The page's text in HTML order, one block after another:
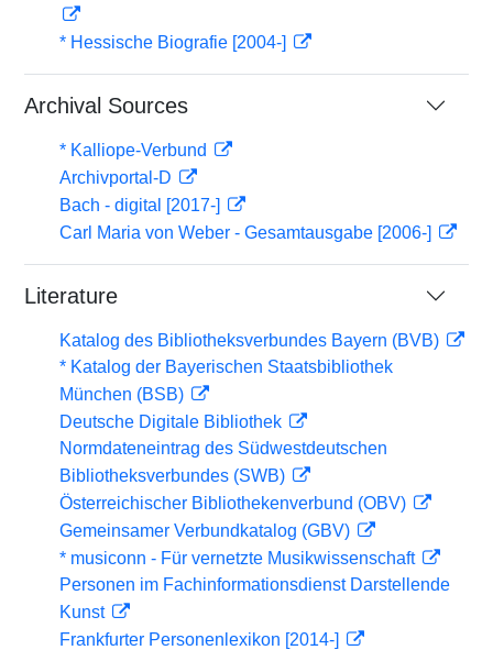
* Hessische Biografie [2004-]
Archival Sources
* Kalliope-Verbund
Archivportal-D
Bach - digital [2017-]
Carl Maria von Weber - Gesamtausgabe [2006-]
Literature
Katalog des Bibliotheksverbundes Bayern (BVB)
* Katalog der Bayerischen Staatsbibliothek
München (BSB)
Deutsche Digitale Bibliothek
Normdateneintrag des Südwestdeutschen
Bibliotheksverbundes (SWB)
Österreichischer Bibliothekenverbund (OBV)
Gemeinsamer Verbundkatalog (GBV)
* musiconn - Für vernetzte Musikwissenschaft
Personen im Fachinformationsdienst Darstellende
Kunst
Frankfurter Personenlexikon [2014-]